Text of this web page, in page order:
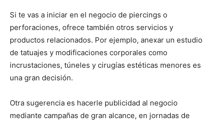
Si te vas a iniciar en el negocio de piercings o
perforaciones, ofrece también otros servicios y
productos relacionados. Por ejemplo, anexar un estudio
de tatuajes y modificaciones corporales como
incrustaciones, túneles y cirugías estéticas menores es
una gran decisión.
Otra sugerencia es hacerle publicidad al negocio
mediante campañas de gran alcance, en jornadas de